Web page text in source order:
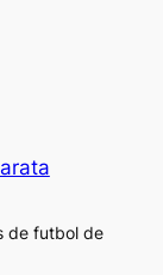
de futbol de